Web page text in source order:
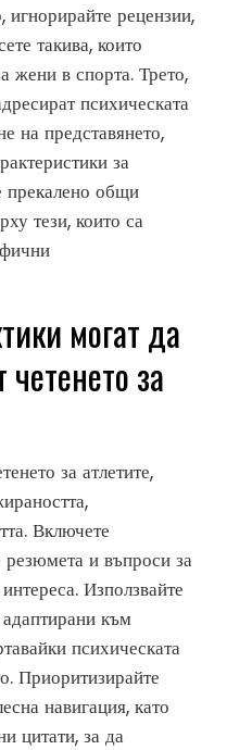
игнорирайте рецензии,
такива, които
жени в спорта. Трето,
психическата
на представянето,
за
прекалено общи
тези, които са
могат да
за
за атлетите,
Включете
резюмета и въпроси за
Използвайте
към
психическата
Приоритизирайте
навигация, като
цитати, за да